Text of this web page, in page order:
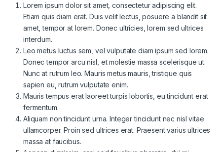
Lorem ipsum dolor sit amet, consectetur adipiscing elit.
Etiam quis diam erat. Duis velit lectus, posuere a blandit sit
amet, tempor at lorem. Donec ultricies, lorem sed ultrices
interdum.
Leo metus luctus sem, vel vulputate diam ipsum sed lorem.
Donec tempor arcu nisl, et molestie massa scelerisque ut.
Nunc at rutrum leo. Mauris metus mauris, tristique quis
sapien eu, rutrum vulputate enim.
Mauris tempus erat laoreet turpis lobortis, eu tincidunt erat
fermentum.
Aliquam non tincidunt urna. Integer tincidunt nec nisl vitae
ullamcorper. Proin sed ultrices erat. Praesent varius ultrices
massa at faucibus.